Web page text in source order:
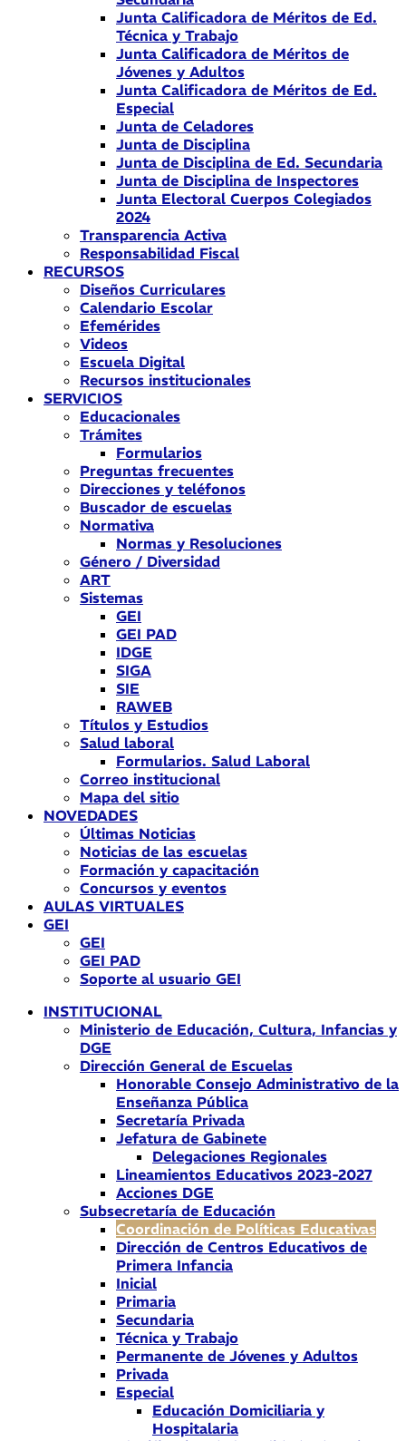
Junta Calificadora de Méritos de Ed.
Técnica y Trabajo
Junta Calificadora de Méritos de
Jóvenes y Adultos
Junta Calificadora de Méritos de Ed.
Especial
Junta de Celadores
Junta de Disciplina
Junta de Disciplina de Ed. Secundaria
Junta de Disciplina de Inspectores
Junta Electoral Cuerpos Colegiados
2024
Transparencia Activa
Responsabilidad Fiscal
RECURSOS
Diseños Curriculares
Calendario Escolar
Efemérides
Videos
Escuela Digital
Recursos institucionales
SERVICIOS
Educacionales
Trámites
Formularios
Preguntas frecuentes
Direcciones y teléfonos
Buscador de escuelas
Normativa
Normas y Resoluciones
Género / Diversidad
ART
Sistemas
GEI
GEI PAD
IDGE
SIGA
SIE
RAWEB
Títulos y Estudios
Salud laboral
Formularios. Salud Laboral
Correo institucional
Mapa del sitio
NOVEDADES
Últimas Noticias
Noticias de las escuelas
Formación y capacitación
Concursos y eventos
AULAS VIRTUALES
GEI
GEI
GEI PAD
Soporte al usuario GEI
INSTITUCIONAL
Ministerio de Educación, Cultura, Infancias y
DGE
Dirección General de Escuelas
Honorable Consejo Administrativo de la
Enseñanza Pública
Secretaría Privada
Jefatura de Gabinete
Delegaciones Regionales
Lineamientos Educativos 2023-2027
Acciones DGE
Subsecretaría de Educación
Coordinación de Políticas Educativas
Dirección de Centros Educativos de
Primera Infancia
Inicial
Primaria
Secundaria
Técnica y Trabajo
Permanente de Jóvenes y Adultos
Privada
Especial
Educación Domiciliaria y
Hospitalaria